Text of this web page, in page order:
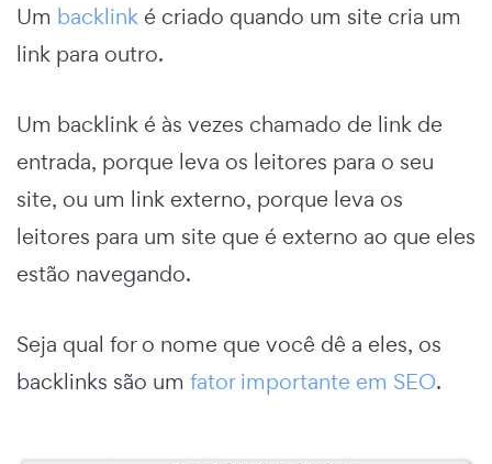
Um backlink é criado quando um site cria um
link para outro.
Um backlink é às vezes chamado de link de
entrada, porque leva os leitores para o seu
site, ou um link externo, porque leva os
leitores para um site que é externo ao que eles
estão navegando.
Seja qual for o nome que você dê a eles, os
backlinks são um fator importante em SEO.